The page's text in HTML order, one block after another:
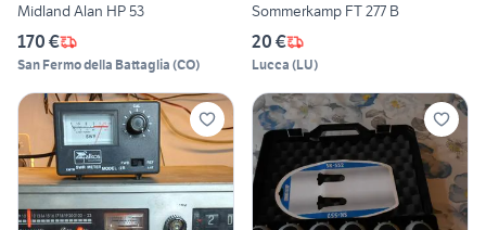
Midland Alan HP 53
170 €
San Fermo della Battaglia (CO)
Sommerkamp FT 277 B
20 €
Lucca (LU)